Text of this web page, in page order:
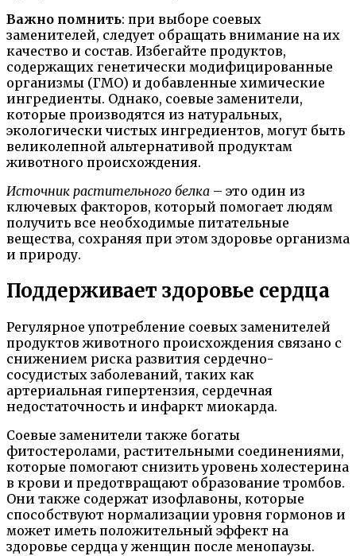
Важно помнить: при выборе соевых
заменителей, следует обращать внимание на их
качество и состав. Избегайте продуктов,
содержащих генетически модифицированные
организмы (ГМО) и добавленные химические
ингредиенты. Однако, соевые заменители,
которые производятся из натуральных,
экологически чистых ингредиентов, могут быть
великолепной альтернативой продуктам
животного происхождения.
Источник растительного белка – это один из
ключевых факторов, который помогает людям
получить все необходимые питательные
вещества, сохраняя при этом здоровье организма
и природу.
Поддерживает здоровье сердца
Регулярное употребление соевых заменителей
продуктов животного происхождения связано с
снижением риска развития сердечно-
сосудистых заболеваний, таких как
артериальная гипертензия, сердечная
недостаточность и инфаркт миокарда.
Соевые заменители также богаты
фитостеролами, растительными соединениями,
которые помогают снизить уровень холестерина
в крови и предотвращают образование тромбов.
Они также содержат изофлавоны, которые
способствуют нормализации уровня гормонов и
может иметь положительный эффект на
здоровье сердца у женщин после менопаузы.